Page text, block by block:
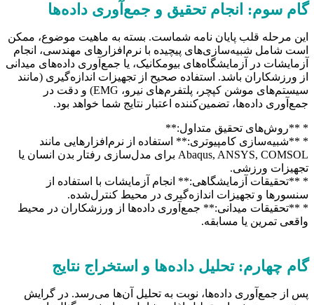
گام سوم: انجام تحقیق و جمع‌آوری داده‌ها
این مرحله قلب پایان نامه شماست. بسته به ماهیت موضوع، ممکن
است شامل شبیه‌سازی‌های پیچیده با نرم‌افزارهای مهندسی، انجام
آزمایشات در آزمایشگاه‌های بیومکانیک، یا جمع‌آوری داده‌های میدانی
از ورزشکاران باشد. استفاده صحیح از تجهیزات اندازه‌گیری (مانند
سیستم‌های موشن کپچر، پلتفرم‌های نیرو، EMG) و دقت در
جمع‌آوری داده‌ها، تضمین‌کننده اعتبار نتایج شما خواهد بود.
* **روش‌های تحقیق متداول:**
* **شبیه‌سازی کامپیوتری:** استفاده از نرم‌افزارهایی مانند
Abaqus, ANSYS, COMSOL برای مدل‌سازی رفتار بدن انسان یا
تجهیزات ورزشی.
* **تحقیقات آزمایشگاهی:** انجام آزمایشات با استفاده از
سنسورها و تجهیزات اندازه‌گیری در محیط کنترل‌شده.
* **تحقیقات میدانی:** جمع‌آوری داده‌ها از ورزشکاران در محیط
واقعی تمرین یا مسابقه.
گام چهارم: تحلیل داده‌ها و استخراج نتایج
پس از جمع‌آوری داده‌ها، نوبت به تحلیل آن‌ها می‌رسد. در گرایش